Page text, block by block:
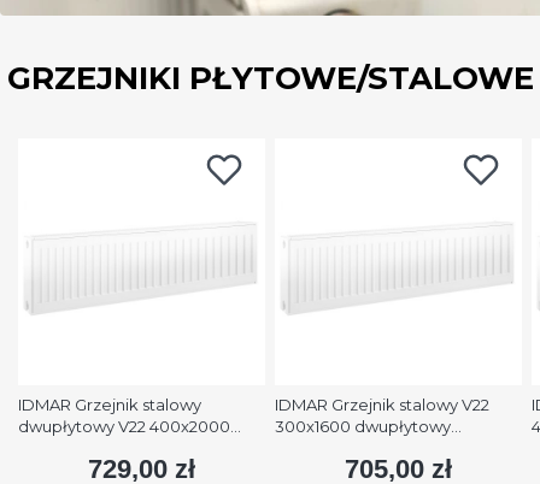
GRZEJNIKI PŁYTOWE/STALOWE
IDMAR Grzejnik stalowy
dwupłytowy V22 400x2000
2508W (90/70/20°C) biały
Cena
729,00 zł
IDMAR Grzejnik stalowy V22
300x1600 dwupłytowy
(90/70/20°C) biały RAL9016
Cena
705,00 zł